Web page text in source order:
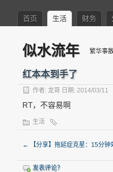
首页 生活 财务
似水流年 繁华事
红本本到手了
作者: 龙哥 日期: 2014/03/11
RT，不容易啊
生活
← 【分享】拖延症克星：15分钟
发表评论？